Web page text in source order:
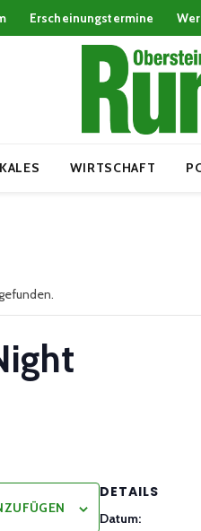
Erscheinungstermine
WIRTSCHAFT
DETAILS
Datum: